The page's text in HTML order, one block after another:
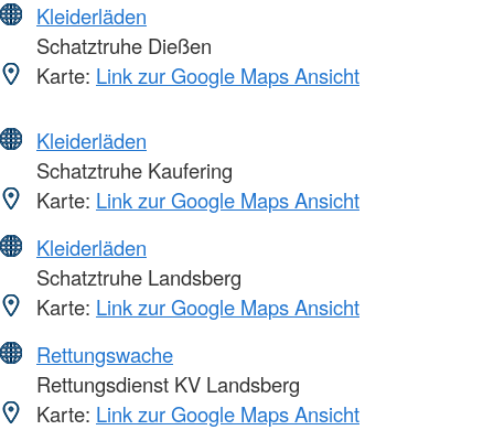
Kleiderläden
Schatztruhe Dießen
Karte: Link zur Google Maps Ansicht
Kleiderläden
Schatztruhe Kaufering
Karte: Link zur Google Maps Ansicht
Kleiderläden
Schatztruhe Landsberg
Karte: Link zur Google Maps Ansicht
Rettungswache
Rettungsdienst KV Landsberg
Karte: Link zur Google Maps Ansicht